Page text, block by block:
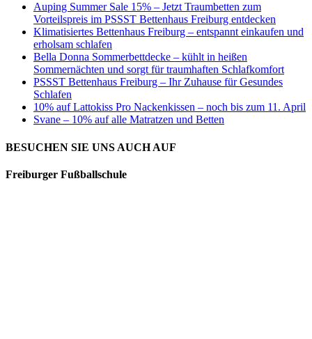
Auping Summer Sale 15% – Jetzt Traumbetten zum
Vorteilspreis im PSSST Bettenhaus Freiburg entdecken
Klimatisiertes Bettenhaus Freiburg – entspannt einkaufen und
erholsam schlafen
Bella Donna Sommerbettdecke – kühlt in heißen
Sommernächten und sorgt für traumhaften Schlafkomfort
PSSST Bettenhaus Freiburg – Ihr Zuhause für Gesundes
Schlafen
10% auf Lattokiss Pro Nackenkissen – noch bis zum 11. April
Svane – 10% auf alle Matratzen und Betten
BESUCHEN SIE UNS AUCH AUF
Freiburger Fußballschule